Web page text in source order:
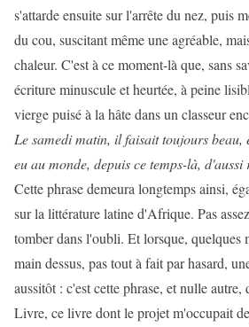
s'attarde ensuite sur l'arrête du nez, puis
du cou, suscitant même une agréable,
chaleur. C'est à ce moment-là que, sans
écriture minuscule et heurtée, à peine
vierge puisé à la hâte dans un classeur
Le samedi matin, il faisait toujours
eu au monde, depuis ce temps-là, d'aussi
Cette phrase demeura longtemps ainsi,
sur la littérature latine d'Afrique. Pas
tomber dans l'oubli. Et lorsque, quelques
main dessus, pas tout à fait par hasard,
aussitôt : c'est cette phrase, et nulle
Livre, ce livre dont le projet m'occupait